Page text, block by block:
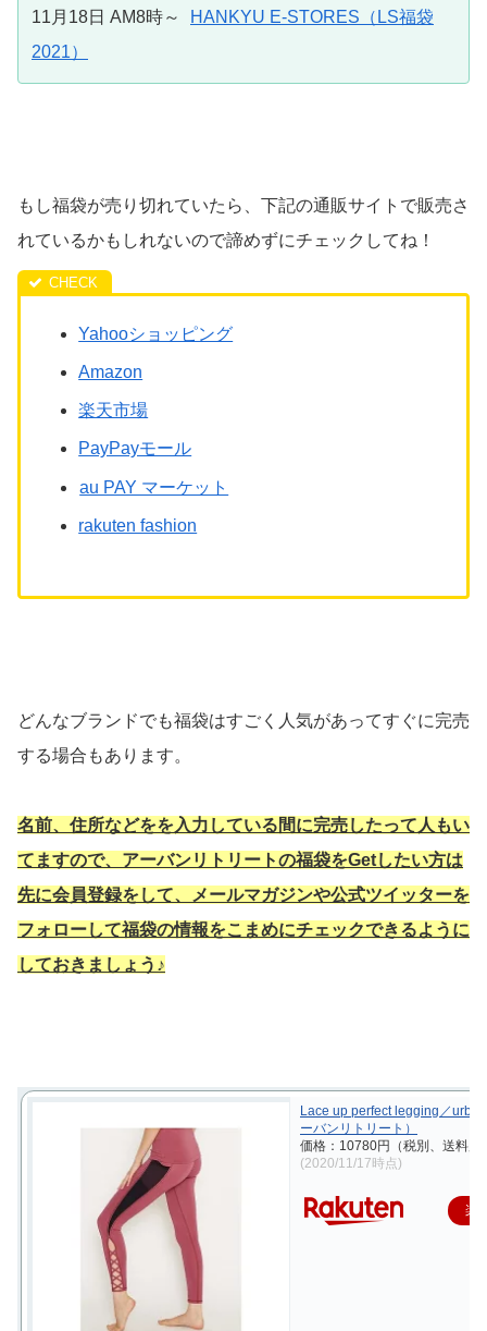
11月18日 AM8時～
HANKYU E-STORES（LS福袋
2021）
もし福袋が売り切れていたら、下記の通販サイトで販売さ
れているかもしれないので諦めずにチェックしてね！
Yahooショッピング
Amazon
楽天市場
PayPayモール
au PAY マーケット
rakuten fashion
どんなブランドでも福袋はすごく人気があってすぐに完売
する場合もあります。
名前、住所などをを入力している間に完売したって人もい
てますので、アーバンリトリートの福袋をGetしたい方は
先に会員登録をして、メールマガジンや公式ツイッターを
フォローして福袋の情報をこまめにチェックできるように
しておきましょう♪
Lace up perfect legging／
ーバンリトリート）
価格：10780円（税別、送料別)
(2020/11/17時点)
楽